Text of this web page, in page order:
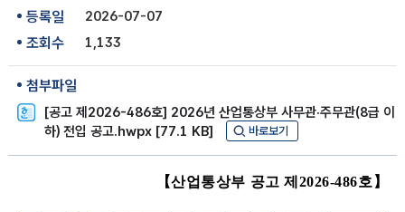
등록일 2026-07-07
조회수 1,133
첨부파일
[공고 제2026-486호] 2026년 산업통상부 사무관·주무관(8급 이
하) 전입 공고.hwpx [77.1 KB]
바로보기
【산업통상부 공고 제 2026-486호 】